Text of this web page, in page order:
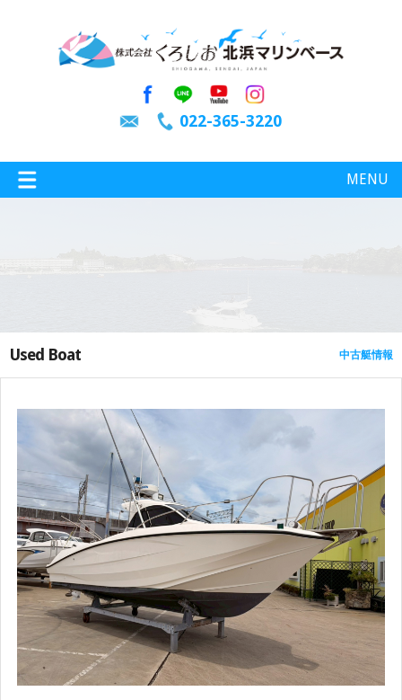
022-365-3220
MENU
施設案内 インスタグラム
ボート免許 レンタルボート
サービス案内 イベント情報
Used Boat 中古艇情報